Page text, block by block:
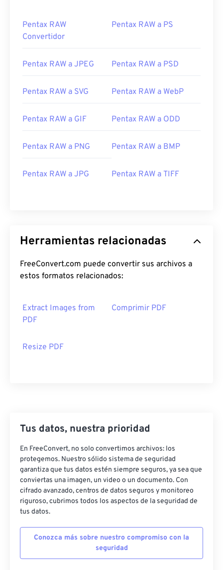
Pentax RAW
Convertidor
Pentax RAW a PS
Pentax RAW a JPEG Pentax RAW a PSD
Pentax RAW a SVG Pentax RAW a WebP
Pentax RAW a GIF Pentax RAW a ODD
Pentax RAW a PNG Pentax RAW a BMP
Pentax RAW a JPG Pentax RAW a TIFF
Herramientas relacionadas
FreeConvert.com puede convertir sus archivos a
estos formatos relacionados:
Extract Images from
PDF
Comprimir PDF
Resize PDF
Tus datos, nuestra prioridad
En FreeConvert, no solo convertimos archivos: los
protegemos. Nuestro sólido sistema de seguridad
garantiza que tus datos estén siempre seguros, ya sea que
conviertas una imagen, un video o un documento. Con
cifrado avanzado, centros de datos seguros y monitoreo
riguroso, cubrimos todos los aspectos de la seguridad de
tus datos.
Conozca más sobre nuestro compromiso con la
seguridad